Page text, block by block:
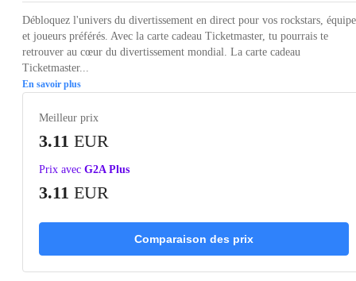
Débloquez l'univers du divertissement en direct pour vos rockstars,
et joueurs préférés. Avec la carte cadeau Ticketmaster, tu pourrais te
retrouver au cœur du divertissement mondial. La carte cadeau
Ticketmaster...
En savoir plus
Meilleur prix
3.11 EUR
Prix avec G2A Plus
3.11 EUR
Comparaison des prix